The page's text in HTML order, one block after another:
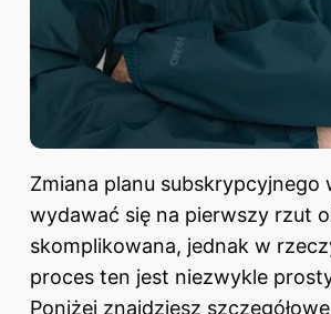
Zmiana planu subskrypcyjnego
wydawać się na pierwszy rzut
skomplikowana, jednak w
proces ten jest niezwykle
Poniżej znajdziesz